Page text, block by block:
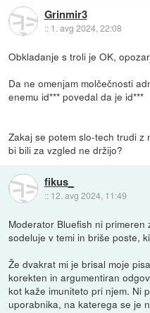
Grinmir3
:: 1. avg 2024, 22:08
Obkladanje s troli je OK,
Da ne omenjam molčečnosti
enemu id*** povedal da je id***
Zakaj se potem slo-tech trudi z
bi bili za vzgled ne držijo?
fikus_
:: 12. avg 2024, 11:49
Moderator Bluefish ni
sodeluje v temi in briše poste,
Že dvakrat mi je brisal moje
korekten in argumentiran
kot kaže imuniteto pri njem. Ni
uporabnika, na katerega se je